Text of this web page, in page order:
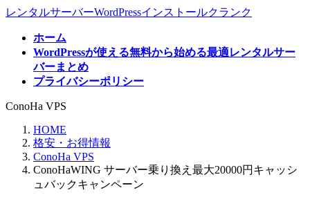
コ
キ
ナ
に
レンタルサーバーWordPressインストールクランク
ホーム
WordPressが使える無料から始める最適レンタルサー
バーまとめ
プライバシーポリシー
ConoHa VPS
HOME
格安・お得情報
ConoHa VPS
ConoHaWING サーバー乗り換え最大20000円キャッシ
ュバックキャンペーン